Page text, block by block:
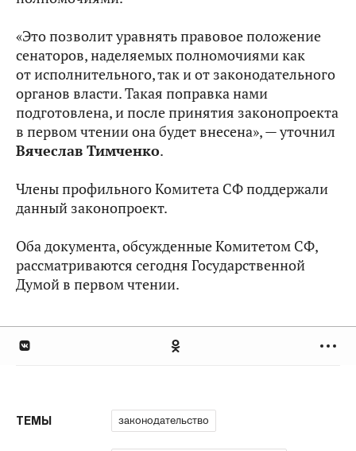
«Это позволит уравнять правовое положение
сенаторов, наделяемых полномочиями как
от исполнительного, так и от законодательного
органов власти. Такая поправка нами
подготовлена, и после принятия законопроекта
в первом чтении она будет внесена», — уточнил
Вячеслав Тимченко.
Члены профильного Комитета СФ поддержали
данный законопроект.
Оба документа, обсужденные Комитетом СФ,
рассматриваются сегодня Государственной
Думой в первом чтении.
ТЕМЫ законодательство